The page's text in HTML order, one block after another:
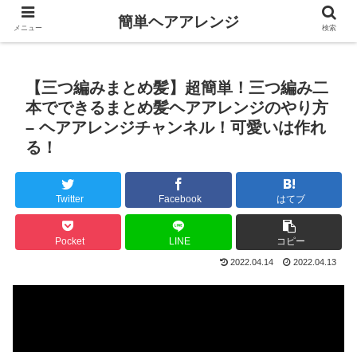
【三つ編みまとめ髪】超簡単！三つ編み二
本でできるまとめ髪ヘアアレンジのやり方
– ヘアアレンジチャンネル！可愛いは作れ
る！
Twitter Facebook はてブ
Pocket LINE コピー
2022.04.14 2022.04.13
メニュー 簡単ヘアアレンジ 検索